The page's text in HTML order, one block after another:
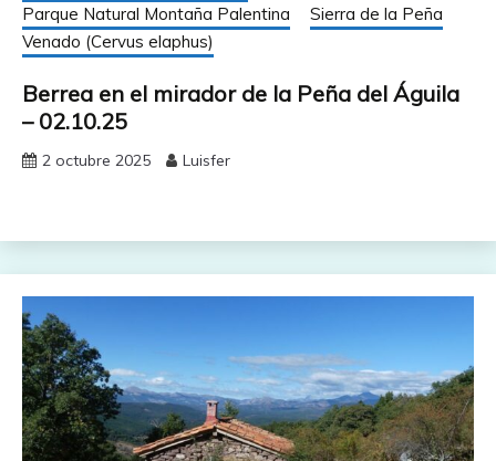
Parque Natural Montaña Palentina
Sierra de la Peña
Venado (Cervus elaphus)
Berrea en el mirador de la Peña del Águila
– 02.10.25
2 octubre 2025 Luisfer